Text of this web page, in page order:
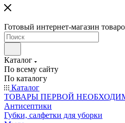
Готовый интернет-магазин
Каталог
По всему сайту
По каталогу
Каталог
ТОВАРЫ ПЕРВОЙ
Антисептики
Губки, салфетки для уборки